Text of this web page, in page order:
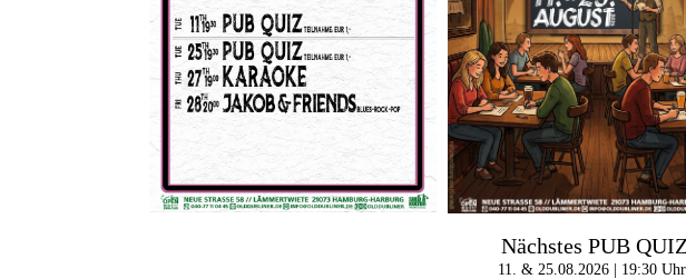
Nächstes PUB QUIZ
11. & 25.08.2026 | 19:30 Uhr